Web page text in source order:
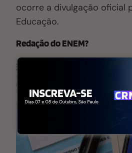
ocorre a divulgação oficial
Educação.
Redação do ENEM?